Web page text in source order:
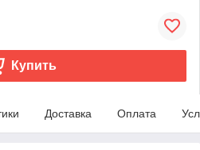
Купить
Доставка Оплата